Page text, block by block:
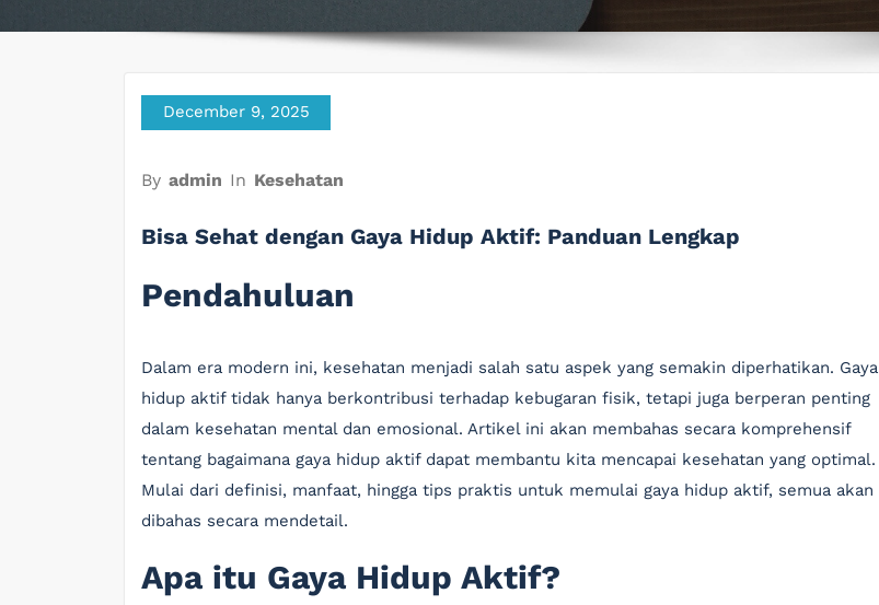
December 9, 2025
By admin In Kesehatan
Bisa Sehat dengan Gaya Hidup Aktif: Panduan Lengkap
Pendahuluan
Dalam era modern ini, kesehatan menjadi salah satu aspek yang semakin diperhatikan. Gaya
hidup aktif tidak hanya berkontribusi terhadap kebugaran fisik, tetapi juga berperan penting
dalam kesehatan mental dan emosional. Artikel ini akan membahas secara komprehensif
tentang bagaimana gaya hidup aktif dapat membantu kita mencapai kesehatan yang optimal.
Mulai dari definisi, manfaat, hingga tips praktis untuk memulai gaya hidup aktif, semua akan
dibahas secara mendetail.
Apa itu Gaya Hidup Aktif?